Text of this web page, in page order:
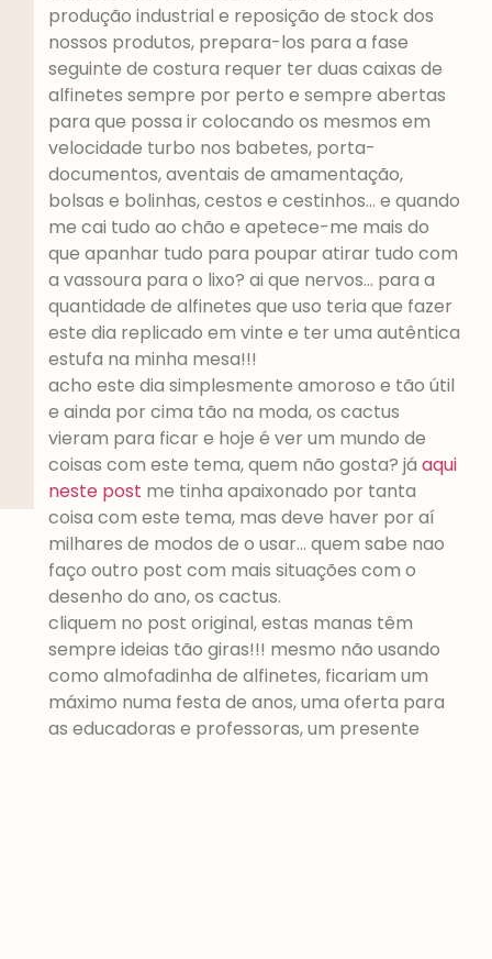
produção industrial e reposição de stock dos
nossos produtos, prepara-los para a fase
seguinte de costura requer ter duas caixas de
alfinetes sempre por perto e sempre abertas
para que possa ir colocando os mesmos em
velocidade turbo nos babetes, porta-
documentos, aventais de amamentação,
bolsas e bolinhas, cestos e cestinhos… e quando
me cai tudo ao chão e apetece-me mais do
que apanhar tudo para poupar atirar tudo com
a vassoura para o lixo? ai que nervos… para a
quantidade de alfinetes que uso teria que fazer
este dia replicado em vinte e ter uma autêntica
estufa na minha mesa!!!
acho este dia simplesmente amoroso e tão útil
e ainda por cima tão na moda, os cactus
vieram para ficar e hoje é ver um mundo de
coisas com este tema, quem não gosta? já aqui
neste post me tinha apaixonado por tanta
coisa com este tema, mas deve haver por aí
milhares de modos de o usar… quem sabe nao
faço outro post com mais situações com o
desenho do ano, os cactus.
cliquem no post original, estas manas têm
sempre ideias tão giras!!! mesmo não usando
como almofadinha de alfinetes, ficariam um
máximo numa festa de anos, uma oferta para
as educadoras e professoras, um presente